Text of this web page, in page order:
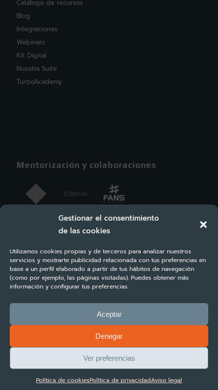
Gestionar el consentimiento
de las cookies
Utilizamos cookies propias y de terceros para analizar nuestros
servicios y mostrarte publicidad relacionada con tus preferencias en
base a un perfil elaborado a partir de tus hábitos de navegación
(como por ejemplo, las páginas visitadas). Puedes obtener más
información y configurar tus preferencias.
Aceptar
Denegar
Ver preferencias
Política de cookiesPolítica de privacidadAviso legal
Catálogo de recursos
Blog
Integraciones
Webinars
Kit Digital
Nuestra Suite
TurboAcademy
Mentorización y colaboraciones
Términos y condiciones Aviso legal Política de privacidad
Política de cookies